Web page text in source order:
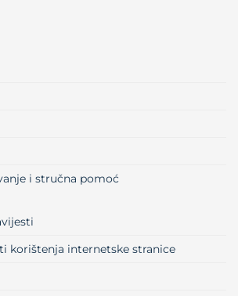
i stručna pomoć
korištenja internetske stranice